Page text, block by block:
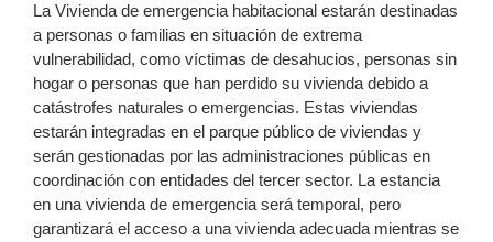
La Vivienda de emergencia habitacional estarán destinadas
a personas o familias en situación de extrema
vulnerabilidad, como víctimas de desahucios, personas sin
hogar o personas que han perdido su vivienda debido a
catástrofes naturales o emergencias. Estas viviendas
estarán integradas en el parque público de viviendas y
serán gestionadas por las administraciones públicas en
coordinación con entidades del tercer sector. La estancia
en una vivienda de emergencia será temporal, pero
garantizará el acceso a una vivienda adecuada mientras se